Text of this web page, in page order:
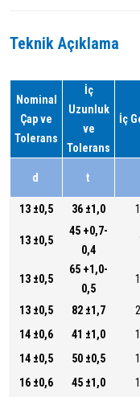
Teknik Açıklama
Nominal
Çap ve
Tolerans
İç
Uzunluk
ve
Tolerans
İç
d t
13 ±0,5
36 ±1,0
13 ±0,5
45 +0,7-
0,4
13 ±0,5
65 +1,0-
0,5
13 ±0,5 82 ±1,7
14 ±0,6
41 ±1,0
14 ±0,5
50 ±0,5
16 ±0,6
45 ±1,0